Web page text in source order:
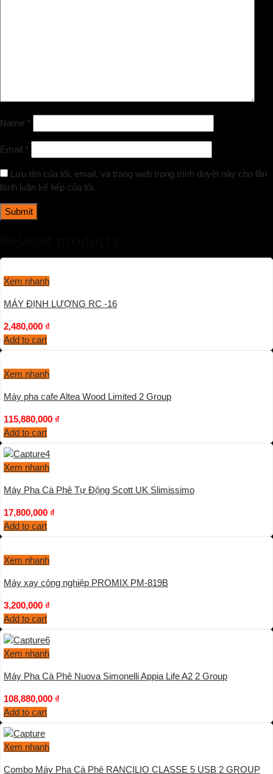
Name *
Email *
Lưu tên của tôi, email, và trang web trong trình duyệt này cho lần
bình luận kế tiếp của tôi.
Xem nhanh
MÁY ĐỊNH LƯỢNG RC -16
2,480,000 ₫
Add to cart
Xem nhanh
Máy pha cafe Altea Wood Limited 2 Group
115,880,000 ₫
Add to cart
Xem nhanh
Máy Pha Cà Phê Tự Động Scott UK Slimissimo
17,800,000 ₫
Add to cart
Xem nhanh
Máy xay công nghiệp PROMIX PM-819B
3,200,000 ₫
Add to cart
Xem nhanh
Máy Pha Cà Phê Nuova Simonelli Appia Life A2 2 Group
108,880,000 ₫
Add to cart
Xem nhanh
Combo Máy Pha Cà Phê RANCILIO CLASSE 5 USB 2 GROUP